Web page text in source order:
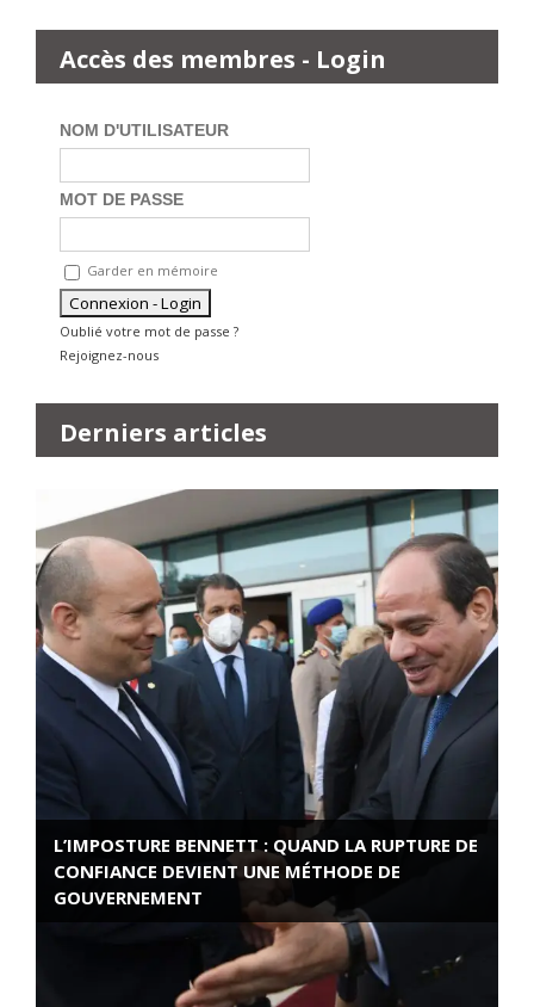
Accès des membres - Login
NOM D'UTILISATEUR
MOT DE PASSE
Garder en mémoire
Oublié votre mot de passe ?
Rejoignez-nous
Derniers articles
L’IMPOSTURE BENNETT : QUAND LA RUPTURE DE
CONFIANCE DEVIENT UNE MÉTHODE DE
GOUVERNEMENT
ROSE VALLAND, HEROÏNE DE LA RESISTANCE